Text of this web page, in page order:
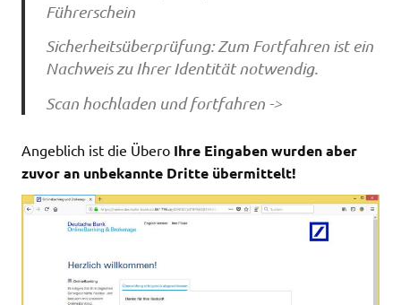
Führerschein
Sicherheitsüberprüfung: Zum Fortfahren ist ein
Nachweis zu Ihrer Identität notwendig.
Scan hochladen und fortfahren ->
Angeblich ist die Übero Ihre Eingaben wurden aber
zuvor an unbekannte Dritte übermittelt!